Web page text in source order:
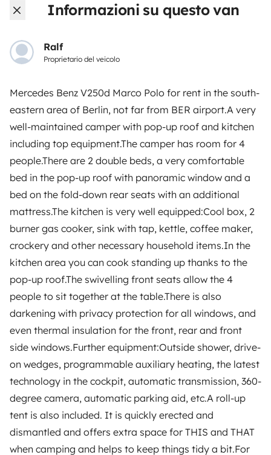
Informazioni su questo van
Ralf
Proprietario del veicolo
Mercedes Benz V250d Marco Polo for rent in the south-
eastern area of Berlin, not far from BER airport.A very
well-maintained camper with pop-up roof and kitchen
including top equipment.The camper has room for 4
people.There are 2 double beds, a very comfortable
bed in the pop-up roof with panoramic window and a
bed on the fold-down rear seats with an additional
mattress.The kitchen is very well equipped:Cool box, 2
burner gas cooker, sink with tap, kettle, coffee maker,
crockery and other necessary household items.In the
kitchen area you can cook standing up thanks to the
pop-up roof.The swivelling front seats allow the 4
people to sit together at the table.There is also
darkening with privacy protection for all windows, and
even thermal insulation for the front, rear and front
side windows.Further equipment:Outside shower, drive-
on wedges, programmable auxiliary heating, the latest
technology in the cockpit, automatic transmission, 360-
degree camera, automatic parking aid, etc.A roll-up
tent is also included. It is quickly erected and
dismantled and offers extra space for THIS and THAT
when camping and helps to keep things tidy a bit.For
Come funziona?
Primi passi in camper
Recensioni degli utenti
Aiuto viaggiatore
PROPRIETARI
Inserire un veicolo
Contratto di viaggio
Assicurazione camper
Assistenza stradale
Aiuto proprietario
Metodi di pagamento Pagamento in due rate
Scaricare in
Disponibile su